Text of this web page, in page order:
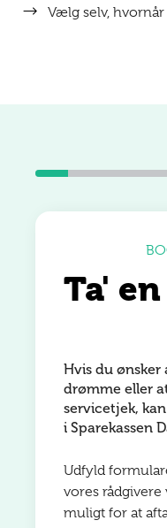
Vælg selv, hvornår
Ta'
Hvis du ønsker
drømme eller
servicetjek,
i Sparekassen
Udfyld
vores
muligt for at